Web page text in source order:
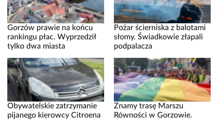
Gorzów prawie na końcu
rankingu płac. Wyprzedził
tylko dwa miasta
Pożar ścierniska z balotami
słomy. Świadkowie złapali
podpalacza
Obywatelskie zatrzymanie
pijanego kierowcy Citroena
Znamy trasę Marszu
Równości w Gorzowie.